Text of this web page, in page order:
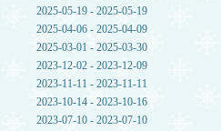
2025-05-19 - 2025-05-19
2025-04-06 - 2025-04-09
2025-03-01 - 2025-03-30
2023-12-02 - 2023-12-09
2023-11-11 - 2023-11-11
2023-10-14 - 2023-10-16
2023-07-10 - 2023-07-10